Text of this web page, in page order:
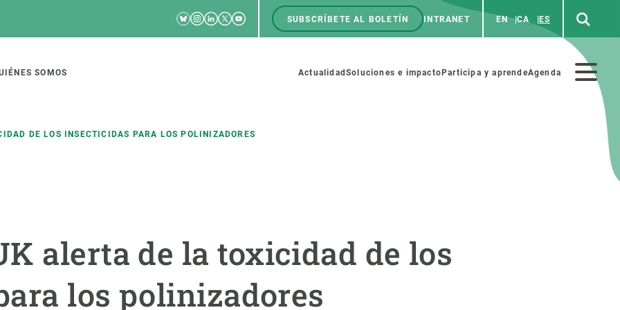
RRSS
Bluesky
Instagram
Linkedin
TwitterYoutube
Menú
top
SUBSCRÍBETE AL BOLETÍN INTRANET EN CA ES
SOMOS
Menú
Actualidad Soluciones e impacto Participa y aprendeAgenda
DE LOS INSECTICIDAS PARA LOS POLINIZADORES
alerta de la toxicidad de los
los polinizadores
de ecosistemas
Soluciones
Política y gestión
Estrategia de Recursos Humanos
Pide tu MSCA-PF